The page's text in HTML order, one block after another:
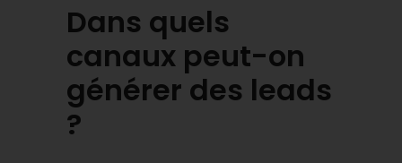
Dans quels
canaux peut-on
générer des leads
?